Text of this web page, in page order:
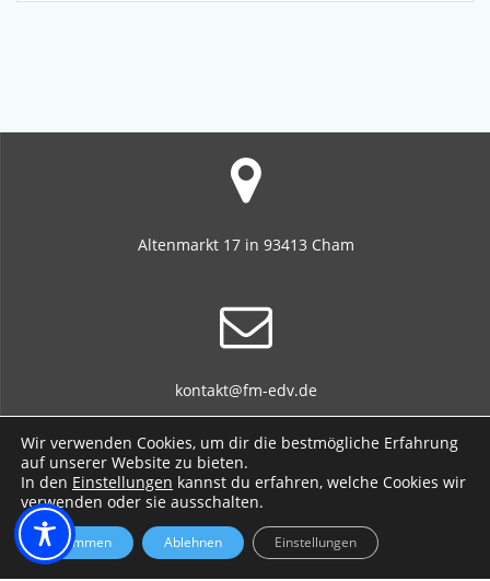
Altenmarkt 17 in 93413 Cham
kontakt@fm-edv.de
+49 170 701 717 3 / +49 9971 765 496 8
Wir verwenden Cookies, um dir die bestmögliche Erfahrung
auf unserer Website zu bieten.
In den Einstellungen kannst du erfahren, welche Cookies wir
verwenden oder sie ausschalten.
Zustimmen Ablehnen Einstellungen